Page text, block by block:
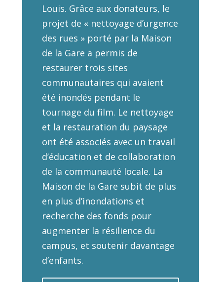
Louis. Grâce aux donateurs, le
projet de « nettoyage d’urgence
des rues » porté par la Maison
de la Gare a permis de
restaurer trois sites
communautaires qui avaient
été inondés pendant le
tournage du film. Le nettoyage
et la restauration du paysage
ont été associés avec un travail
d’éducation et de collaboration
de la communauté locale. La
Maison de la Gare subit de plus
en plus d’inondations et
recherche des fonds pour
augmenter la résilience du
campus, et soutenir davantage
d’enfants.